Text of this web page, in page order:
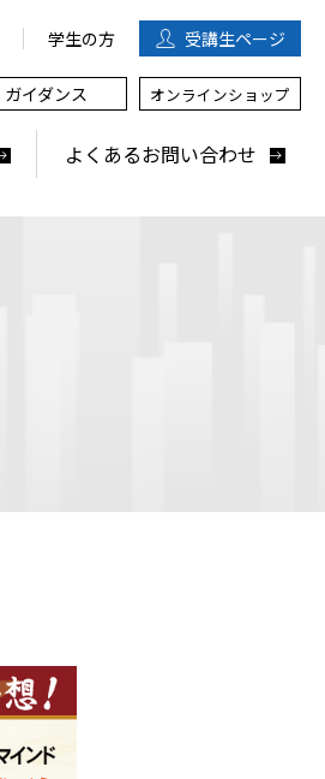
よくあるお問い合わせ
受講生ページ
学生の方
ガイダンス オンラインショップ